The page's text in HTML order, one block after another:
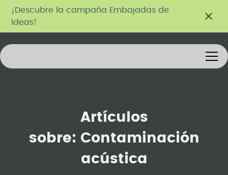
¡Descubre la campaña Embajadas de
Ideas!
Artículos
sobre: Contaminación
acústica